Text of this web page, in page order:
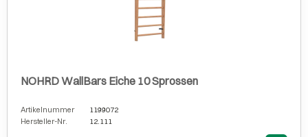
NOHRD WallBars Eiche 10 Sprossen
Artikelnummer
1199072
Hersteller-Nr.
12.111